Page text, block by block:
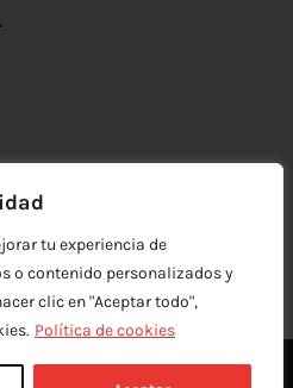
tu experiencia de
o contenido personalizados y
clic en "Aceptar todo",
Política de cookies